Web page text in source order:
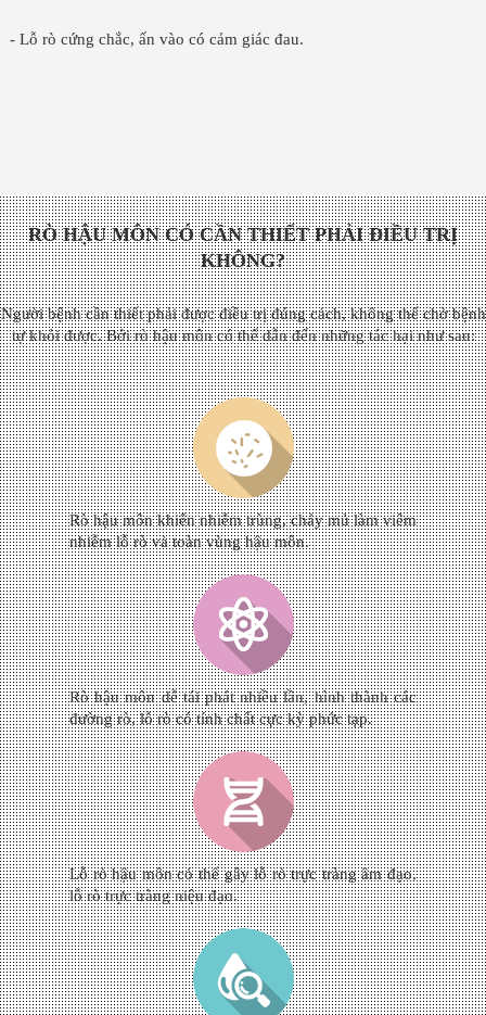
- Lỗ rò cứng chắc, ấn vào có cảm giác đau.
RÒ HẬU MÔN CÓ CẦN THIẾT PHẢI ĐIỀU TRỊ
KHÔNG?
Người bệnh cần thiết phải được điều trị đúng cách, không thể chờ bệnh
tự khỏi được. Bởi rò hậu môn có thể dẫn đến những tác hại như sau:
Rò hậu môn khiến nhiễm trùng, chảy mủ làm viêm
nhiễm lỗ rò và toàn vùng hậu môn.
Rò hậu môn dễ tái phát nhiều lần, hình thành các
đường rò, lỗ rò có tính chất cực kỳ phức tạp.
Lỗ rò hậu môn có thể gây lỗ rò trực tràng âm đạo,
lỗ rò trực tràng niệu đạo.